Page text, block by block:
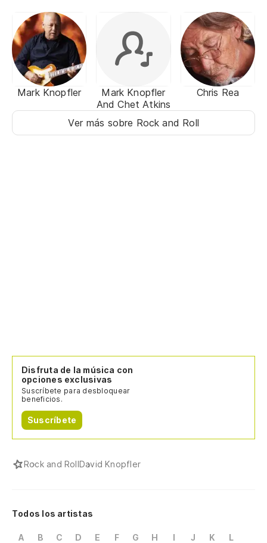
Mark Knopfler
Mark Knopfler
And Chet Atkins
Chris Rea
Ver más sobre Rock and Roll
Disfruta de la música con
opciones exclusivas
Suscríbete para desbloquear
beneficios.
Suscríbete
Rock and RollDavid Knopfler
Todos los artistas
A B C D E F G H I J K
L